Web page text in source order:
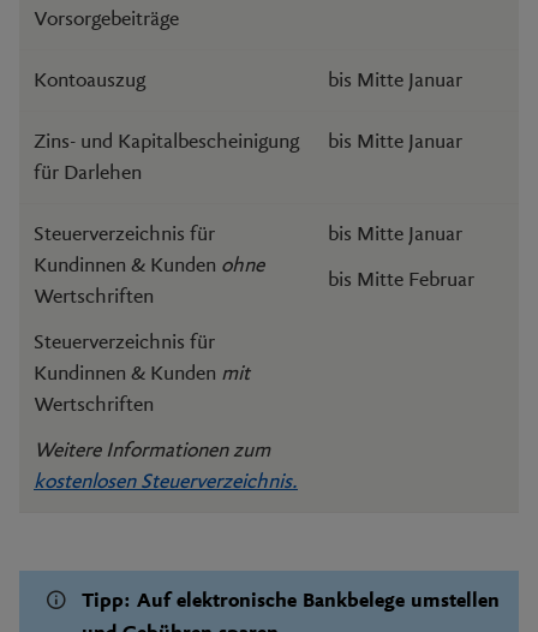
Vorsorgebeiträge
Kontoauszug bis Mitte Januar
Zins- und Kapitalbescheinigung
für Darlehen
bis Mitte Januar
Steuerverzeichnis für
Kundinnen & Kunden ohne
Wertschriften
Steuerverzeichnis für
Kundinnen & Kunden mit
Wertschriften
Weitere Informationen zum
kostenlosen Steuerverzeichnis.
bis Mitte Januar
bis Mitte Februar
Tipp: Auf elektronische Bankbelege umstellen